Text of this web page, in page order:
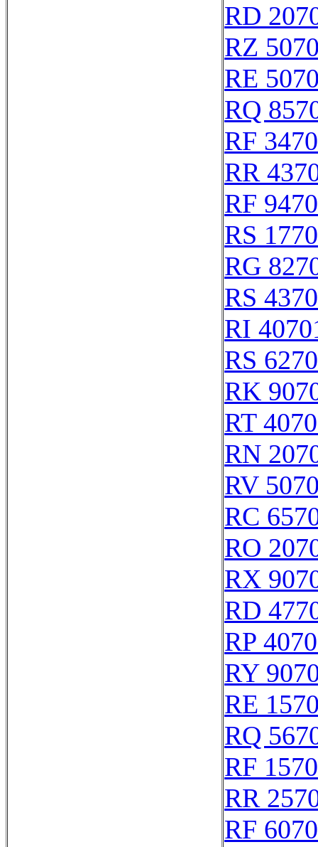
RD
RZ
RE
RQ
RF
RR
RF
RS
RG
RS
RI
RS
RK
RT
RN
RV
RC
RO
RX
RD
RP
RY
RE
RQ
RF
RR
RF